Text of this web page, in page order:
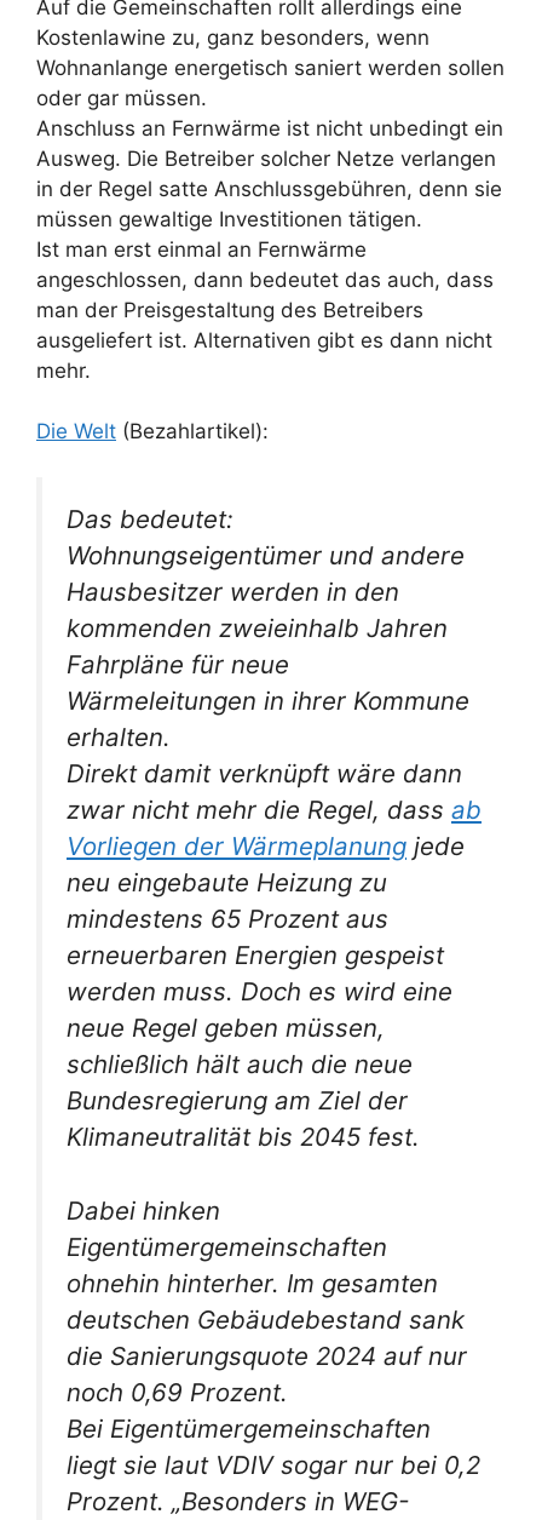
Auf die Gemeinschaften rollt allerdings eine
Kostenlawine zu, ganz besonders, wenn
Wohnanlange energetisch saniert werden sollen
oder gar müssen.
Anschluss an Fernwärme ist nicht unbedingt ein
Ausweg. Die Betreiber solcher Netze verlangen
in der Regel satte Anschlussgebühren, denn sie
müssen gewaltige Investitionen tätigen.
Ist man erst einmal an Fernwärme
angeschlossen, dann bedeutet das auch, dass
man der Preisgestaltung des Betreibers
ausgeliefert ist. Alternativen gibt es dann nicht
mehr.
Die Welt (Bezahlartikel):
Das bedeutet:
Wohnungseigentümer und andere
Hausbesitzer werden in den
kommenden zweieinhalb Jahren
Fahrpläne für neue
Wärmeleitungen in ihrer Kommune
erhalten.
Direkt damit verknüpft wäre dann
zwar nicht mehr die Regel, dass ab
Vorliegen der Wärmeplanung jede
neu eingebaute Heizung zu
mindestens 65 Prozent aus
erneuerbaren Energien gespeist
werden muss. Doch es wird eine
neue Regel geben müssen,
schließlich hält auch die neue
Bundesregierung am Ziel der
Klimaneutralität bis 2045 fest.
Dabei hinken
Eigentümergemeinschaften
ohnehin hinterher. Im gesamten
deutschen Gebäudebestand sank
die Sanierungsquote 2024 auf nur
noch 0,69 Prozent.
Bei Eigentümergemeinschaften
liegt sie laut VDIV sogar nur bei 0,2
Prozent. „Besonders in WEG-